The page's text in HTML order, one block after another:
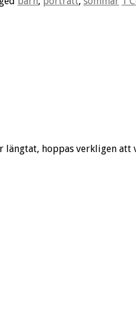
hoppas verkligen